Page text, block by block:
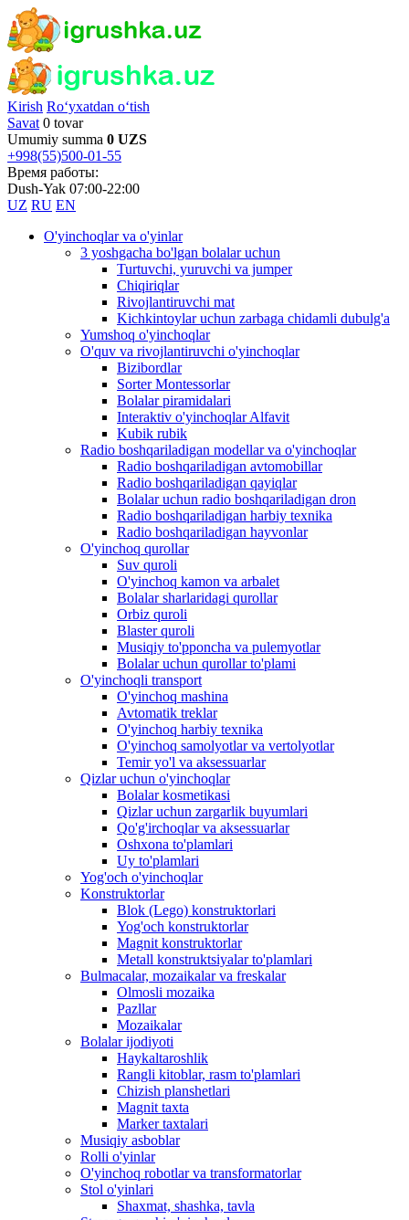
Kirish Ro‘yxatdan o‘tish
Savat 0 tovar
Umumiy summa 0 UZS
+998(55)500-01-55
Время работы:
Dush-Yak 07:00-22:00
UZ RU EN
O'yinchoqlar va o'yinlar
3 yoshgacha bo'lgan bolalar uchun
Turtuvchi, yuruvchi va jumper
Chiqiriqlar
Rivojlantiruvchi mat
Kichkintoylar uchun zarbaga chidamli dubulg'a
Yumshoq o'yinchoqlar
O'quv va rivojlantiruvchi o'yinchoqlar
Bizibordlar
Sorter Montessorlar
Bolalar piramidalari
Interaktiv o'yinchoqlar Alfavit
Kubik rubik
Radio boshqariladigan modellar va o'yinchoqlar
Radio boshqariladigan avtomobillar
Radio boshqariladigan qayiqlar
Bolalar uchun radio boshqariladigan dron
Radio boshqariladigan harbiy texnika
Radio boshqariladigan hayvonlar
O'yinchoq qurollar
Suv quroli
O'yinchoq kamon va arbalet
Bolalar sharlaridagi qurollar
Orbiz quroli
Blaster quroli
Musiqiy to'pponcha va pulemyotlar
Bolalar uchun qurollar to'plami
O'yinchoqli transport
O'yinchoq mashina
Avtomatik treklar
O'yinchoq harbiy texnika
O'yinchoq samolyotlar va vertolyotlar
Temir yo'l va aksessuarlar
Qizlar uchun o'yinchoqlar
Bolalar kosmetikasi
Qizlar uchun zargarlik buyumlari
Qo'g'irchoqlar va aksessuarlar
Oshxona to'plamlari
Uy to'plamlari
Yog'och o'yinchoqlar
Konstruktorlar
Blok (Lego) konstruktorlari
Yog'och konstruktorlar
Magnit konstruktorlar
Metall konstruktsiyalar to'plamlari
Bulmacalar, mozaikalar va freskalar
Olmosli mozaika
Pazllar
Mozaikalar
Bolalar ijodiyoti
Haykaltaroshlik
Rangli kitoblar, rasm to'plamlari
Chizish planshetlari
Magnit taxta
Marker taxtalari
Musiqiy asboblar
Rolli o'yinlar
O'yinchoq robotlar va transformatorlar
Stol o'yinlari
Shaxmat, shashka, tavla